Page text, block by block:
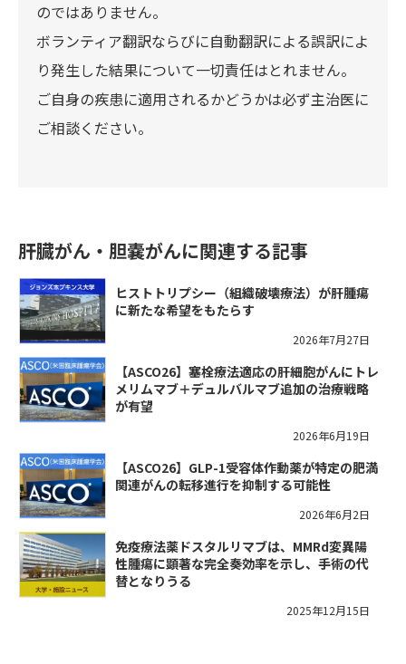
のではありません。
ボランティア翻訳ならびに自動翻訳による誤訳によ
り発生した結果について一切責任はとれません。
ご自身の疾患に適用されるかどうかは必ず主治医に
ご相談ください。
肝臓がん・胆嚢がんに関連する記事
ヒストトリプシー（組織破壊療法）が肝腫瘍
に新たな希望をもたらす
2026年7月27日
【ASCO26】塞栓療法適応の肝細胞がんにトレ
メリムマブ＋デュルバルマブ追加の治療戦略
が有望
2026年6月19日
【ASCO26】GLP-1受容体作動薬が特定の肥満
関連がんの転移進行を抑制する可能性
2026年6月2日
免疫療法薬ドスタルリマブは、MMRd変異陽
性腫瘍に顕著な完全奏効率を示し、手術の代
替となりうる
2025年12月15日